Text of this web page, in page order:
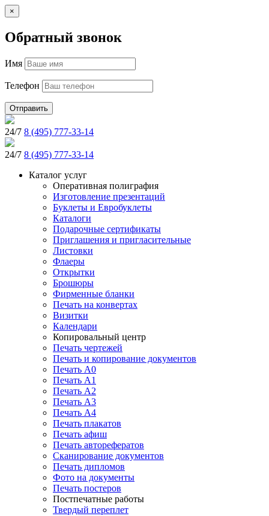
×
Обратный звонок
Имя
Телефон
Отправить
24/7 8 (495) 777-33-14
24/7 8 (495) 777-33-14
Каталог услуг
Оперативная полиграфия
Изготовление презентаций
Буклеты и Eвробуклеты
Каталоги
Подарочные сертификаты
Приглашения и пригласительные
Листовки
Флаеры
Открытки
Брошюры
Фирменные бланки
Печать на конвертах
Визитки
Календари
Копировальный центр
Печать чертежей
Печать и копирование документов
Печать А0
Печать А1
Печать А2
Печать А3
Печать А4
Печать плакатов
Печать афиш
Печать авторефератов
Сканирование документов
Печать дипломов
Фото на документы
Печать постеров
Постпечатные работы
Твердый переплет